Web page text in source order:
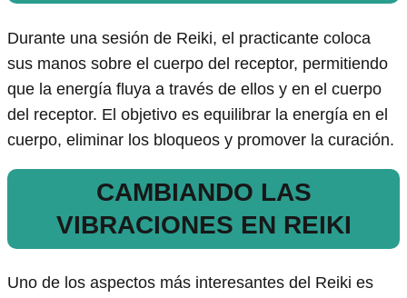
Durante una sesión de Reiki, el practicante coloca
sus manos sobre el cuerpo del receptor, permitiendo
que la energía fluya a través de ellos y en el cuerpo
del receptor. El objetivo es equilibrar la energía en el
cuerpo, eliminar los bloqueos y promover la curación.
CAMBIANDO LAS
VIBRACIONES EN REIKI
Uno de los aspectos más interesantes del Reiki es